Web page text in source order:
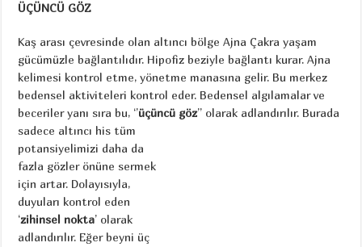
ÜÇÜNCÜ GÖZ
Kaş arası çevresinde olan altıncı bölge Ajna Çakra yaşam
gücümüzle bağlantılıdır. Hipofiz beziyle bağlantı kurar. Ajna
kelimesi kontrol etme, yönetme manasına gelir. Bu merkez
bedensel aktiviteleri kontrol eder. Bedensel algılamalar ve
beceriler yanı sıra bu, ‘’üçüncü göz’’ olarak adlandırılır. Burada
sadece altıncı his tüm
potansiyelimizi daha da
fazla gözler önüne sermek
için artar. Dolayısıyla,
duyuları kontrol eden
‘zihinsel nokta’ olarak
adlandırılır. Eğer beyni üç